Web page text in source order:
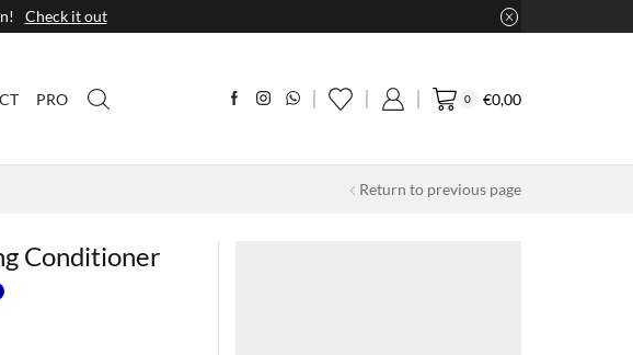
Check it out
PRO 0 €0,00
Return to previous page
Conditioner